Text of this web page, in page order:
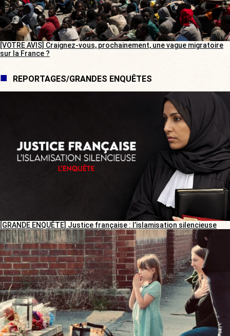
[VOTRE AVIS] Craignez-vous, prochainement, une vague migratoire
sur la France ?
REPORTAGES/GRANDES ENQUÊTES
[GRANDE ENQUÊTE] Justice française : l’islamisation silencieuse